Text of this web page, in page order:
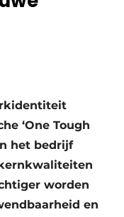
‘One Tough
het bedrijf
worden
en